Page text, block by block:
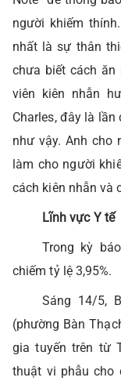
người khiếm
nhất là sự thân
chưa biết cách
viên kiên nhẫn
Charles, đây là
như vậy. Anh cho
làm cho người
cách kiên nhẫn và
Lĩnh vực Y tế
Trong kỳ
chiếm tỷ lệ 3,95%.
Sáng 14/5,
(phường Bàn
gia tuyến trên từ
thuật vi phẫu cho